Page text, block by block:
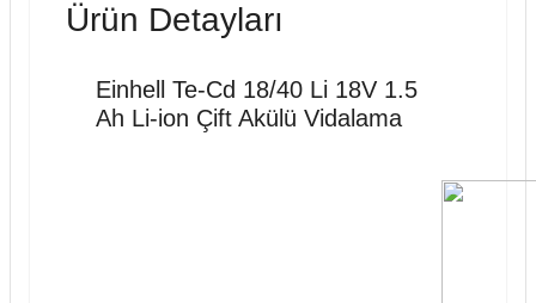
Ürün Detayları
Einhell Te-Cd 18/40 Li 18V 1.5
Ah Li-ion Çift Akülü Vidalama